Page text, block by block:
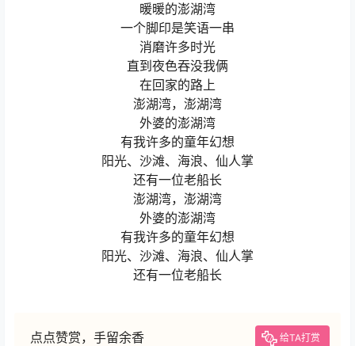
暖暖的澎湖湾
一个脚印是笑语一串
消磨许多时光
直到夜色吞没我俩
在回家的路上
澎湖湾，澎湖湾
外婆的澎湖湾
有我许多的童年幻想
阳光、沙滩、海浪、仙人掌
还有一位老船长
澎湖湾，澎湖湾
外婆的澎湖湾
有我许多的童年幻想
阳光、沙滩、海浪、仙人掌
还有一位老船长
点点赞赏，手留余香 给TA打赏